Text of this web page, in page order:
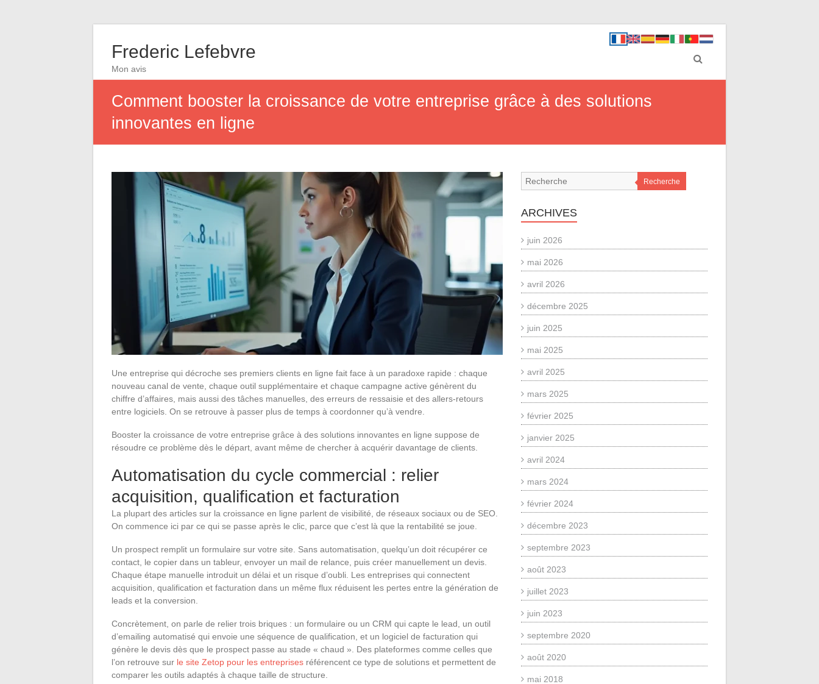
Frederic Lefebvre
Mon avis
Comment booster la croissance de votre entreprise grâce à des solutions
innovantes en ligne
Une entreprise qui décroche ses premiers clients en ligne fait face à un paradoxe rapide : chaque
nouveau canal de vente, chaque outil supplémentaire et chaque campagne active génèrent du
chiffre d’affaires, mais aussi des tâches manuelles, des erreurs de ressaisie et des allers-retours
entre logiciels. On se retrouve à passer plus de temps à coordonner qu’à vendre.
Booster la croissance de votre entreprise grâce à des solutions innovantes en ligne suppose de
résoudre ce problème dès le départ, avant même de chercher à acquérir davantage de clients.
Automatisation du cycle commercial : relier
acquisition, qualification et facturation
La plupart des articles sur la croissance en ligne parlent de visibilité, de réseaux sociaux ou de SEO.
On commence ici par ce qui se passe après le clic, parce que c’est là que la rentabilité se joue.
Un prospect remplit un formulaire sur votre site. Sans automatisation, quelqu’un doit récupérer ce
contact, le copier dans un tableur, envoyer un mail de relance, puis créer manuellement un devis.
Chaque étape manuelle introduit un délai et un risque d’oubli. Les entreprises qui connectent
acquisition, qualification et facturation dans un même flux réduisent les pertes entre la génération de
leads et la conversion.
Concrètement, on parle de relier trois briques : un formulaire ou un CRM qui capte le lead, un outil
d’emailing automatisé qui envoie une séquence de qualification, et un logiciel de facturation qui
génère le devis dès que le prospect passe au stade « chaud ». Des plateformes comme celles que
l’on retrouve sur le site Zetop pour les entreprises référencent ce type de solutions et permettent de
comparer les outils adaptés à chaque taille de structure.
Recherche
ARCHIVES
juin 2026
mai 2026
avril 2026
décembre 2025
juin 2025
mai 2025
avril 2025
mars 2025
février 2025
janvier 2025
avril 2024
mars 2024
février 2024
décembre 2023
septembre 2023
août 2023
juillet 2023
juin 2023
septembre 2020
août 2020
mai 2018